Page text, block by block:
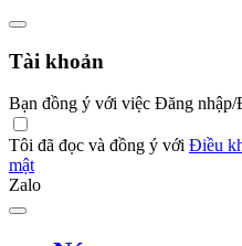
Tài khoản
Bạn đồng ý với việc Đăng
Tôi đã đọc và đồng ý với Điều
mật
Zalo